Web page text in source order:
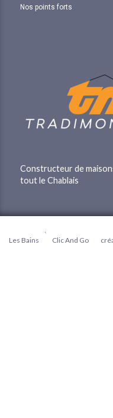
Nos points forts
Constructeur de
tout le Chablais
Agence Web Thonon
Les Bains
Clic And Go